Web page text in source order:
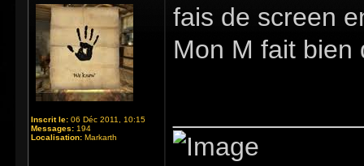
Inscrit le: 06 Déc 2011, 10:15
Messages: 194
Localisation: Markarth
fais de screen
Mon M fait bien